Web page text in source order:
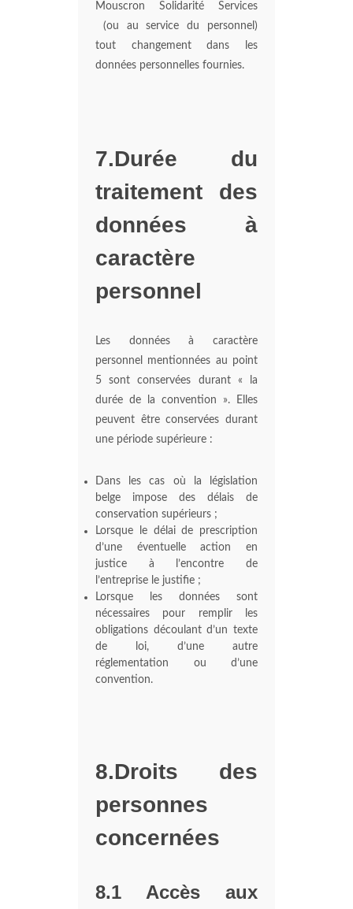
Mouscron Solidarité Services
(ou au service du personnel)
tout changement dans les
données personnelles fournies.
7.Durée du
traitement des
données à
caractère
personnel
Les données à caractère
personnel mentionnées au point
5 sont conservées durant « la
durée de la convention ». Elles
peuvent être conservées durant
une période supérieure :
Dans les cas où la législation
belge impose des délais de
conservation supérieurs ;
Lorsque le délai de prescription
d’une éventuelle action en
justice à l’encontre de
l’entreprise le justifie ;
Lorsque les données sont
nécessaires pour remplir les
obligations découlant d’un texte
de loi, d’une autre
réglementation ou d’une
convention.
8.Droits des
personnes
concernées
8.1 Accès aux